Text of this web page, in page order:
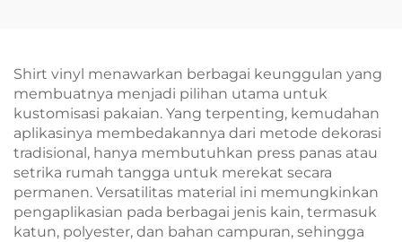
Shirt vinyl menawarkan berbagai keunggulan yang
membuatnya menjadi pilihan utama untuk
kustomisasi pakaian. Yang terpenting, kemudahan
aplikasinya membedakannya dari metode dekorasi
tradisional, hanya membutuhkan press panas atau
setrika rumah tangga untuk merekat secara
permanen. Versatilitas material ini memungkinkan
pengaplikasian pada berbagai jenis kain, termasuk
katun, polyester, dan bahan campuran, sehingga